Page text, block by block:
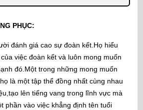
PHỤC:
đánh giá cao sự đoàn kết.Họ hiểu
việc đoàn kết và luôn mong muốn
đó.Một trong những mong muốn
là một tập thể đồng nhất cùng nhau
lên tiếng vang trong lĩnh vực mà
phần vào việc khẳng định tên tuổi